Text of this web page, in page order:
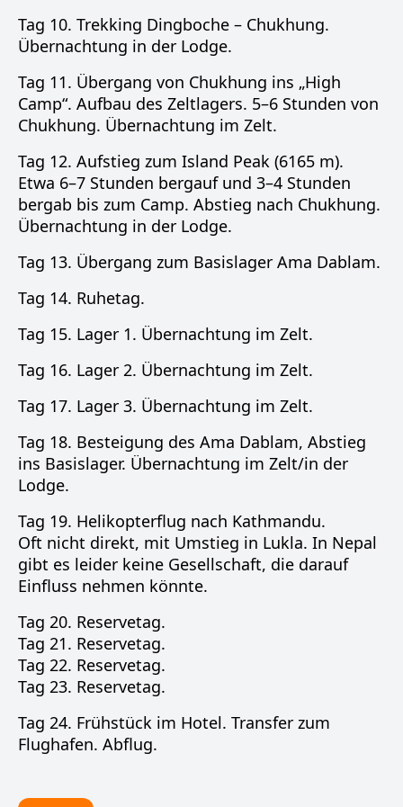
Tag 10. Trekking Dingboche – Chukhung.
Übernachtung in der Lodge.
Tag 11. Übergang von Chukhung ins „High
Camp“. Aufbau des Zeltlagers. 5–6 Stunden von
Chukhung. Übernachtung im Zelt.
Tag 12. Aufstieg zum Island Peak (6165 m).
Etwa 6–7 Stunden bergauf und 3–4 Stunden
bergab bis zum Camp. Abstieg nach Chukhung.
Übernachtung in der Lodge.
Tag 13. Übergang zum Basislager Ama Dablam.
Tag 14. Ruhetag.
Tag 15. Lager 1. Übernachtung im Zelt.
Tag 16. Lager 2. Übernachtung im Zelt.
Tag 17. Lager 3. Übernachtung im Zelt.
Tag 18. Besteigung des Ama Dablam, Abstieg
ins Basislager. Übernachtung im Zelt/in der
Lodge.
Tag 19. Helikopterflug nach Kathmandu.
Oft nicht direkt, mit Umstieg in Lukla. In Nepal
gibt es leider keine Gesellschaft, die darauf
Einfluss nehmen könnte.
Tag 20. Reservetag.
Tag 21. Reservetag.
Tag 22. Reservetag.
Tag 23. Reservetag.
Tag 24. Frühstück im Hotel. Transfer zum
Flughafen. Abflug.